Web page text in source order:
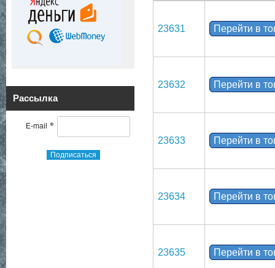
Рассылка
E-mail *
Подписаться
23631 Перейти в
23632 Перейти в
23633 Перейти в
23634 Перейти в
23635 Перейти в